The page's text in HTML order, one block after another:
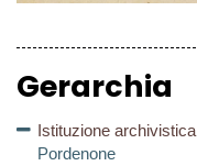
Gerarchia
Istituzione archivistica
Pordenone